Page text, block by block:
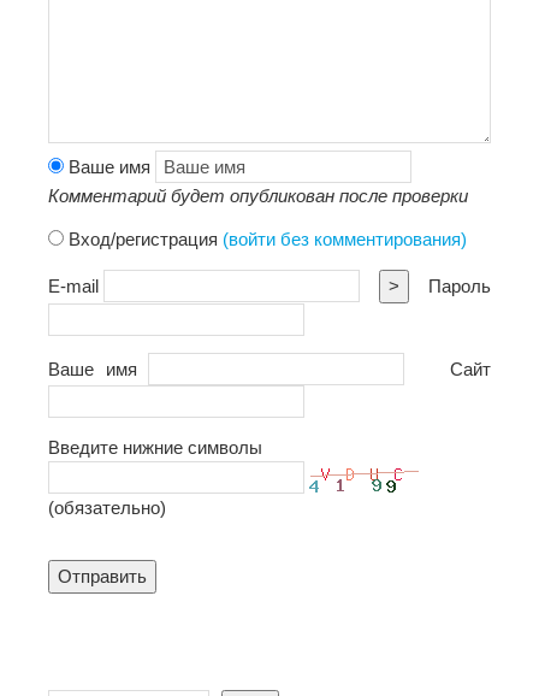
Ваше имя
Комментарий будет опубликован после проверки
Вход/регистрация (войти без комментирования)
E-mail > Пароль
Ваше имя Сайт
Введите нижние символы
(обязательно)
Отправить